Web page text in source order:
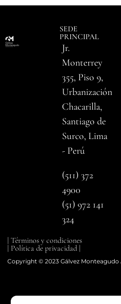
SEDE
PRINCIPAL
Jr.
Monterrey
355, Piso 9,
Urbanización
Chacarilla,
Santiago de
Surco, Lima
- Perú
(511) 372
4900
(51) 972 141
324
| Términos y condiciones
| Política de privacidad |
Copyright © 2023 Gálvez Monteagudo